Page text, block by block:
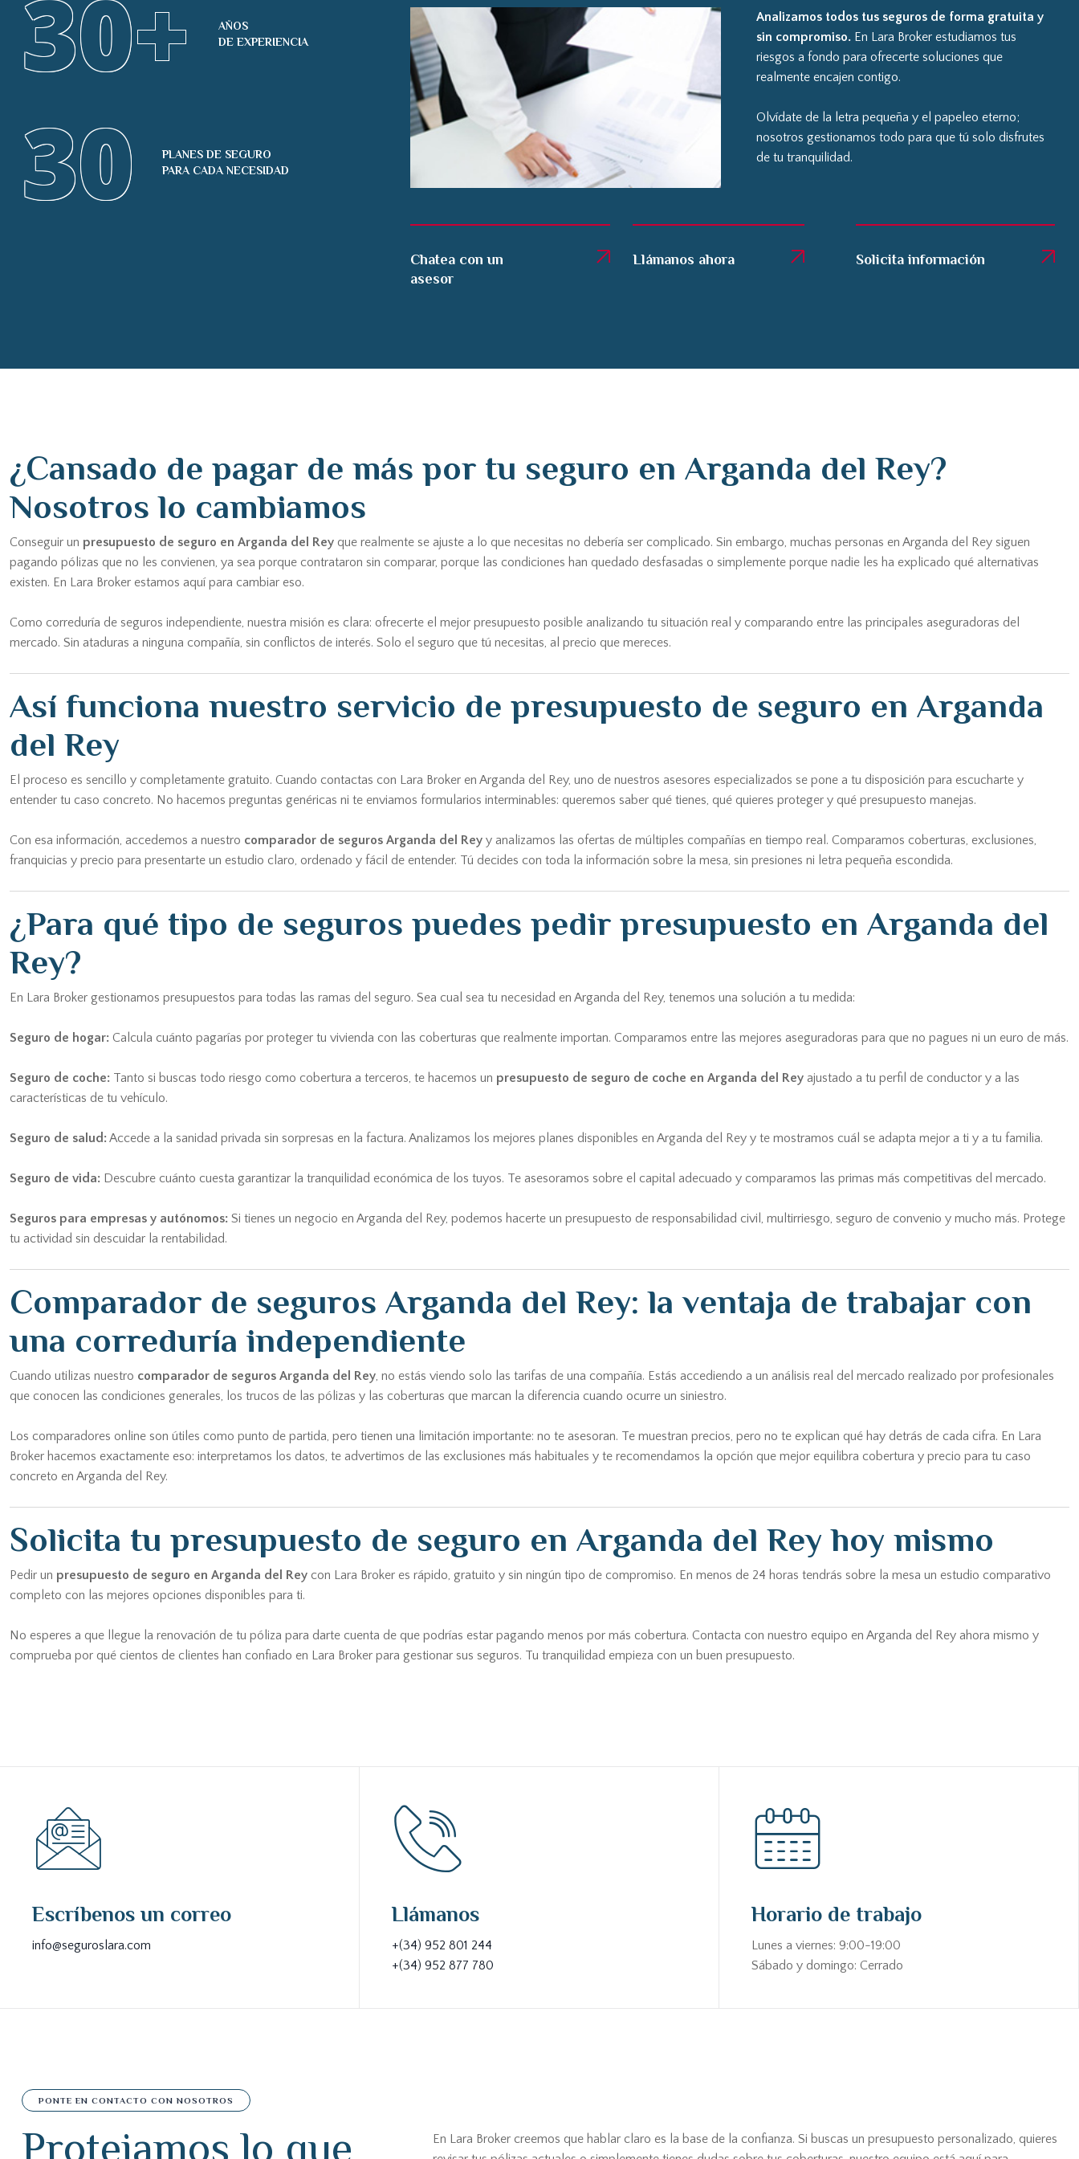
30+
AÑOS
DE EXPERIENCIA
30
PLANES DE SEGURO
PARA CADA NECESIDAD
Analizamos todos tus seguros de forma gratuita y
sin compromiso. En Lara Broker estudiamos tus
riesgos a fondo para ofrecerte soluciones que
realmente encajen contigo.
Olvídate de la letra pequeña y el papeleo eterno;
nosotros gestionamos todo para que tú solo disfrutes
de tu tranquilidad.
Chatea con un
asesor
Llámanos ahora Solicita información
¿Cansado de pagar de más por tu seguro en Arganda del Rey?
Nosotros lo cambiamos
Conseguir un presupuesto de seguro en Arganda del Rey que realmente se ajuste a lo que necesitas no debería ser complicado. Sin embargo, muchas personas en Arganda del Rey siguen
pagando pólizas que no les convienen, ya sea porque contrataron sin comparar, porque las condiciones han quedado desfasadas o simplemente porque nadie les ha explicado qué alternativas
existen. En Lara Broker estamos aquí para cambiar eso.
Como correduría de seguros independiente, nuestra misión es clara: ofrecerte el mejor presupuesto posible analizando tu situación real y comparando entre las principales aseguradoras del
mercado. Sin ataduras a ninguna compañía, sin conflictos de interés. Solo el seguro que tú necesitas, al precio que mereces.
Así funciona nuestro servicio de presupuesto de seguro en Arganda
del Rey
El proceso es sencillo y completamente gratuito. Cuando contactas con Lara Broker en Arganda del Rey, uno de nuestros asesores especializados se pone a tu disposición para escucharte y
entender tu caso concreto. No hacemos preguntas genéricas ni te enviamos formularios interminables: queremos saber qué tienes, qué quieres proteger y qué presupuesto manejas.
Con esa información, accedemos a nuestro comparador de seguros Arganda del Rey y analizamos las ofertas de múltiples compañías en tiempo real. Comparamos coberturas, exclusiones,
franquicias y precio para presentarte un estudio claro, ordenado y fácil de entender. Tú decides con toda la información sobre la mesa, sin presiones ni letra pequeña escondida.
¿Para qué tipo de seguros puedes pedir presupuesto en Arganda del
Rey?
En Lara Broker gestionamos presupuestos para todas las ramas del seguro. Sea cual sea tu necesidad en Arganda del Rey, tenemos una solución a tu medida:
Seguro de hogar: Calcula cuánto pagarías por proteger tu vivienda con las coberturas que realmente importan. Comparamos entre las mejores aseguradoras para que no pagues ni un euro de más.
Seguro de coche: Tanto si buscas todo riesgo como cobertura a terceros, te hacemos un presupuesto de seguro de coche en Arganda del Rey ajustado a tu perfil de conductor y a las
características de tu vehículo.
Seguro de salud:Accede a la sanidad privada sin sorpresas en la factura. Analizamos los mejores planes disponibles en Arganda del Rey y te mostramos cuál se adapta mejor a ti y a tu familia.
Seguro de vida: Descubre cuánto cuesta garantizar la tranquilidad económica de los tuyos. Te asesoramos sobre el capital adecuado y comparamos las primas más competitivas del mercado.
Seguros para empresas y autónomos: Si tienes un negocio en Arganda del Rey, podemos hacerte un presupuesto de responsabilidad civil, multirriesgo, seguro de convenio y mucho más. Protege
tu actividad sin descuidar la rentabilidad.
Comparador de seguros Arganda del Rey: la ventaja de trabajar con
una correduría independiente
Cuando utilizas nuestro comparador de seguros Arganda del Rey, no estás viendo solo las tarifas de una compañía. Estás accediendo a un análisis real del mercado realizado por profesionales
que conocen las condiciones generales, los trucos de las pólizas y las coberturas que marcan la diferencia cuando ocurre un siniestro.
Los comparadores online son útiles como punto de partida, pero tienen una limitación importante: no te asesoran. Te muestran precios, pero no te explican qué hay detrás de cada cifra. En Lara
Broker hacemos exactamente eso: interpretamos los datos, te advertimos de las exclusiones más habituales y te recomendamos la opción que mejor equilibra cobertura y precio para tu caso
concreto en Arganda del Rey.
Solicita tu presupuesto de seguro en Arganda del Rey hoy mismo
Pedir un presupuesto de seguro en Arganda del Rey con Lara Broker es rápido, gratuito y sin ningún tipo de compromiso. En menos de 24 horas tendrás sobre la mesa un estudio comparativo
completo con las mejores opciones disponibles para ti.
No esperes a que llegue la renovación de tu póliza para darte cuenta de que podrías estar pagando menos por más cobertura. Contacta con nuestro equipo en Arganda del Rey ahora mismo y
comprueba por qué cientos de clientes han confiado en Lara Broker para gestionar sus seguros. Tu tranquilidad empieza con un buen presupuesto.
Escríbenos un correo
info@seguroslara.com
Llámanos
+(34) 952 801 244
+(34) 952 877 780
Horario de trabajo
Lunes a viernes: 9:00-19:00
Sábado y domingo: Cerrado
PONTE EN CONTACTO CON NOSOTROS
Protejamos lo que
En Lara Broker creemos que hablar claro es la base de la confianza. Si buscas un presupuesto personalizado, quieres